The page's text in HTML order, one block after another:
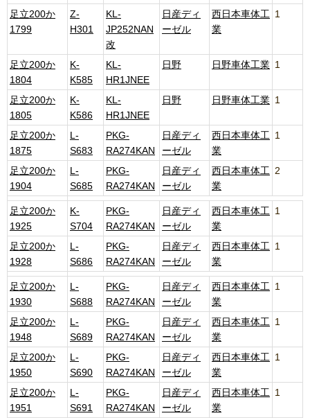
足立200か
1799
Z-
H301
KL-
JP252NAN
改
日産ディ
ーゼル
西日本車体工
業
1
足立200か
1804
K-
K585
KL-
HR1JNEE
日野 日野車体工業 1
足立200か
1805
K-
K586
KL-
HR1JNEE
日野 日野車体工業 1
足立200か
1875
L-
S683
PKG-
RA274KAN
日産ディ
ーゼル
西日本車体工
業
1
足立200か
1904
L-
S685
PKG-
RA274KAN
日産ディ
ーゼル
西日本車体工
業
2
足立200か
1925
K-
S704
PKG-
RA274KAN
日産ディ
ーゼル
西日本車体工
業
1
足立200か
1928
L-
S686
PKG-
RA274KAN
日産ディ
ーゼル
西日本車体工
業
1
足立200か
1930
L-
S688
PKG-
RA274KAN
日産ディ
ーゼル
西日本車体工
業
1
足立200か
1948
L-
S689
PKG-
RA274KAN
日産ディ
ーゼル
西日本車体工
業
1
足立200か
1950
L-
S690
PKG-
RA274KAN
日産ディ
ーゼル
西日本車体工
業
1
足立200か
1951
L-
S691
PKG-
RA274KAN
日産ディ
ーゼル
西日本車体工
業
1